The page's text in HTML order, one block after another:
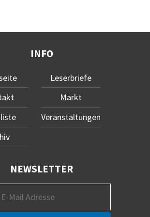
INFO
Leserbriefe
Markt
Veranstaltungen
NEWSLETTER